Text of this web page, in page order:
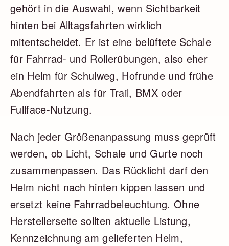
gehört in die Auswahl, wenn Sichtbarkeit
hinten bei Alltagsfahrten wirklich
mitentscheidet. Er ist eine belüftete Schale
für Fahrrad- und Rollerübungen, also eher
ein Helm für Schulweg, Hofrunde und frühe
Abendfahrten als für Trail, BMX oder
Fullface-Nutzung.
Nach jeder Größenanpassung muss geprüft
werden, ob Licht, Schale und Gurte noch
zusammenpassen. Das Rücklicht darf den
Helm nicht nach hinten kippen lassen und
ersetzt keine Fahrradbeleuchtung. Ohne
Herstellerseite sollten aktuelle Listung,
Kennzeichnung am gelieferten Helm,